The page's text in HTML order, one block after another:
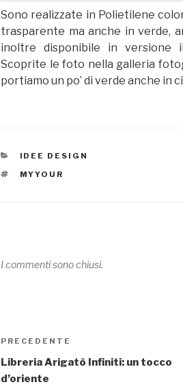
Sono realizzate in Polietilene
trasparente ma anche in verde,
inoltre disponibile in versione
Scoprite le foto nella galleria
portiamo un po’ di verde anche in
CATEGORIE
IDEE DESIGN
TAG
MYYOUR
I commenti sono chiusi.
Navigazione
articoli
Articolo
precedente:
PRECEDENTE
Libreria Arigatò Infiniti: un tocco
d’oriente